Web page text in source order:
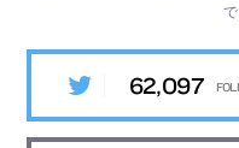
62,097